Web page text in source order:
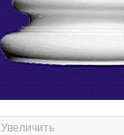
Увеличить